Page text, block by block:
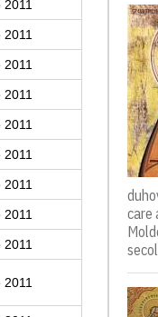
2011
2011
2011
2011
2011
2011
2011
2011
2011
2011
care